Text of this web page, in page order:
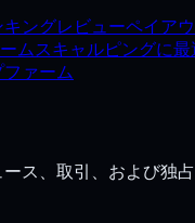
キングレビューペイア
ム スキャルピングに最
ァーム
ス、取引、および独